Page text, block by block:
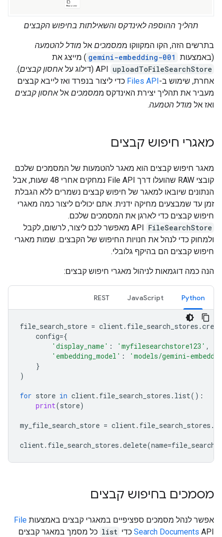
תהליך ההוספה לאינדקס והשאילתות בחיפוש הקבצים
בתרשים הזה, הקו המקווקו ממסמכים אל מודל להטמעה
(באמצעות gemini-embedding-001 ) מייצג את
uploadToFileSearchStore
אחסון קבצים).
אחרת, שימוש ב-Files API כדי ליצור בנפרד ואז לייבא קבצים
מעביר את תהליך יצירת האינדקס ממסמכים אלאחסון קבצים
ואז אל מודל הטמעה.
מאגרי חיפוש קבצים
מאגר חיפוש קבצים הוא מאגר להטמעות של המסמכים שלכם.
קובצי RAW שהועלו דרך File API נמחקים אחרי 48 שעות, אבל
הנתונים שיובאו למאגר של חיפוש קבצים נשמרים ללא הגבלת
זמן עד שמבצעים מחיקה ידנית. אתם יכולים ליצור כמה מאגרי
חיפוש קבצים כדי לארגן את המסמכים שלכם.
FileSearchStore
API מאפשר לכם ליצור, לרשום, לקבל
ולמחוק כדי לנהל את חנויות החיפוש של הקבצים. שמות מאגרי
חיפוש קבצים הם בהיקף גלובלי.
הנה כמה דוגמאות לניהול מאגרי חיפוש קבצים:
Python
JavaScript
REST
file_search_store = client. file_search_stores .
config={
'display_name' : 'myfilesearchstore123' ,
'embedding_model' :
'models/gemini-
}
)
for store in client. file_search_stores . list():
print(store)
my_file_search_store = client. file_search_stores .
client. file_search_stores .delete(name=
מסמכים בחיפוש קבצים
אפשר לנהל מסמכים ספציפיים במאגרי קבצים באמצעות File
Search Documents API כדי list כל מסמך במאגר קבצים